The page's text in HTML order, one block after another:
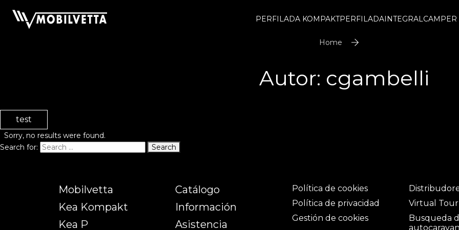
PERFILADA KOMPAKTPERFILADAINTEGRALCAMPER
Home
Autor: cgambelli
test
Sorry, no results were found.
Search for:
Search
Mobilvetta
Kea Kompakt
Kea P
Catálogo
Información
Asistencia
Política de cookies
Política de privacidad
Gestión de cookies
Virtual Tour
Busqueda